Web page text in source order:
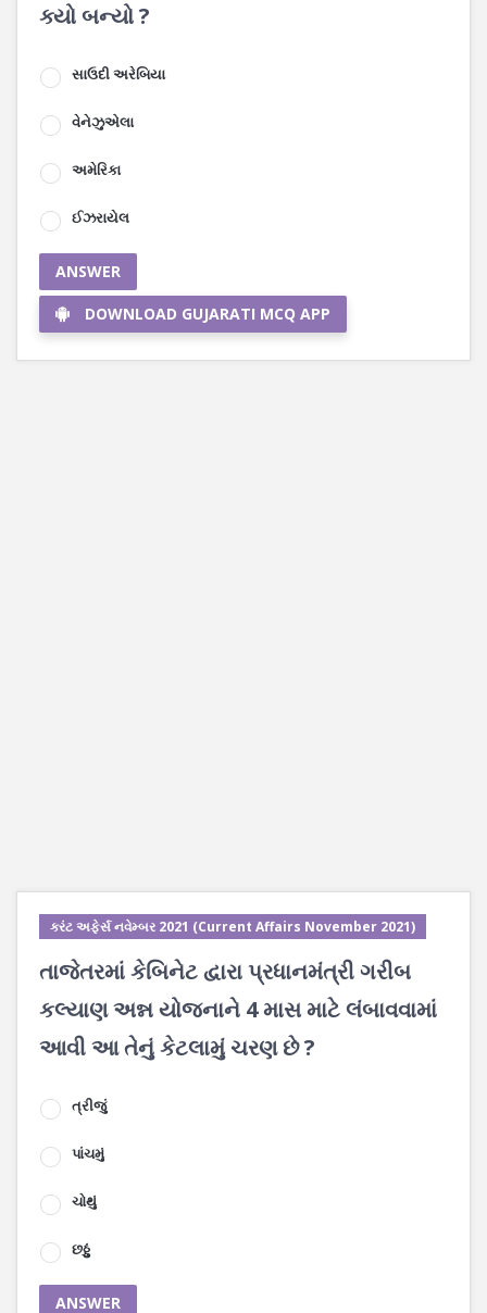
ક્યો બન્યો ?
સાઉદી અરેબિયા
વેનેઝુએલા
અમેરિકા
ઈઝરાયેલ
ANSWER
DOWNLOAD GUJARATI MCQ APP
કરંટ અફેર્સ નવેમ્બર 2021 (Current Affairs November 2021)
તાજેતરમાં કેબિનેટ દ્વારા પ્રધાનમંત્રી ગરીબ
કલ્યાણ અન્ન યોજનાને 4 માસ માટે લંબાવવામાં
આવી આ તેનું કેટલામું ચરણ છે ?
ત્રીજું
પાંચમું
ચોથું
છઠ્ઠું
ANSWER